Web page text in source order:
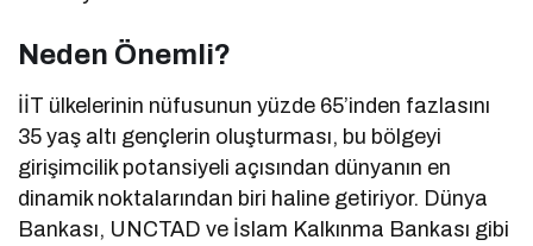
Neden Önemli?
İİT ülkelerinin nüfusunun yüzde 65’inden fazlasını
35 yaş altı gençlerin oluşturması, bu bölgeyi
girişimcilik potansiyeli açısından dünyanın en
dinamik noktalarından biri haline getiriyor. Dünya
Bankası, UNCTAD ve İslam Kalkınma Bankası gibi